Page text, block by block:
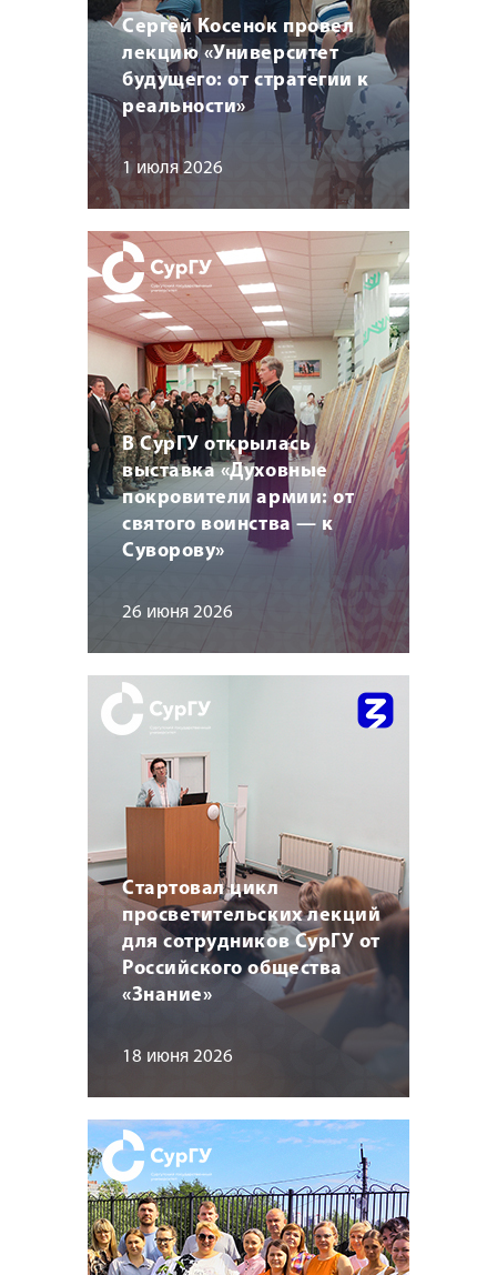
Сергей Косенок провел
лекцию «Университет
будущего: от стратегии к
реальности»
1 июля 2026
В СурГУ открылась
выставка «Духовные
покровители армии: от
святого воинства — к
Суворову»
26 июня 2026
Стартовал цикл
просветительских лекций
для сотрудников СурГУ от
Российского общества
«Знание»
18 июня 2026